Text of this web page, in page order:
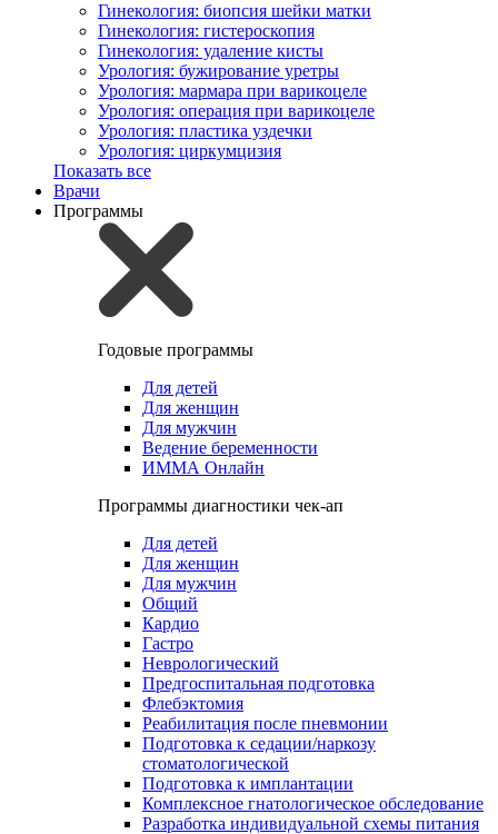
Гинекология: биопсия шейки матки
Гинекология: гистероскопия
Гинекология: удаление кисты
Урология: бужирование уретры
Урология: мармара при варикоцеле
Урология: операция при варикоцеле
Урология: пластика уздечки
Урология: циркумцизия
Показать все
Врачи
Программы
Годовые программы
Для детей
Для женщин
Для мужчин
Ведение беременности
ИММА Онлайн
Программы диагностики чек-ап
Для детей
Для женщин
Для мужчин
Общий
Кардио
Гастро
Неврологический
Предгоспитальная подготовка
Флебэктомия
Реабилитация после пневмонии
Подготовка к седации/наркозу
стоматологической
Подготовка к имплантации
Комплексное гнатологическое обследование
Разработка индивидуальной схемы питания